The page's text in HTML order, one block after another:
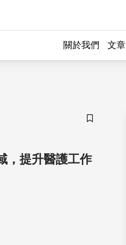
關於我們 文章
儲存書籤
，提升醫護工作